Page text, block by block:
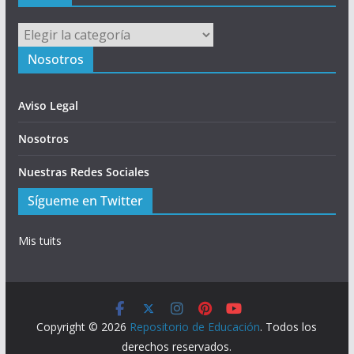
Menú
Nosotros
Aviso Legal
Nosotros
Nuestras Redes Sociales
Sígueme en Twitter
Mis tuits
Copyright © 2026 Repositorio de Educación. Todos los
derechos reservados.